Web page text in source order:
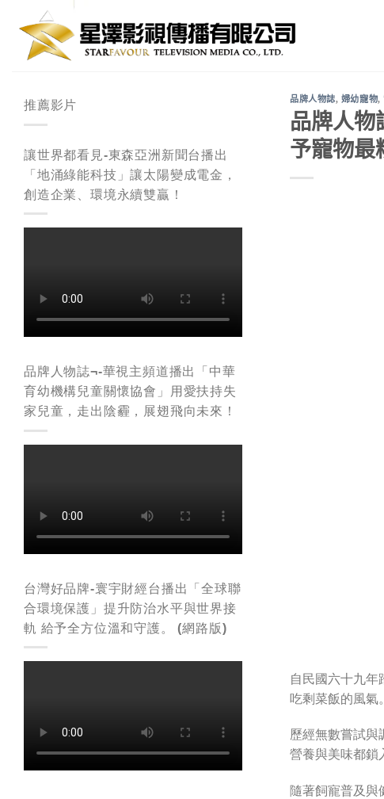
content
推薦影片
讓世界都看見-東森亞洲新聞台播出
「地涌綠能科技」讓太陽變成電金，
創造企業、環境永續雙贏！
品牌人物誌¬-華視主頻道播出「中華
育幼機構兒童關懷協會」用愛扶持失
家兒童，走出陰霾，展翅飛向未來！
台灣好品牌-寰宇財經台播出「全球聯
合環境保護」提升防治水平與世界接
軌 給予全方位溫和守護。 (網路版)
品牌人物誌, 婦幼寵物,
品牌人物
予寵物最
自民國六十九年
吃剩菜飯的風氣。
歷經無數嘗試與
營養與美味都鎖
隨著飼寵普及與